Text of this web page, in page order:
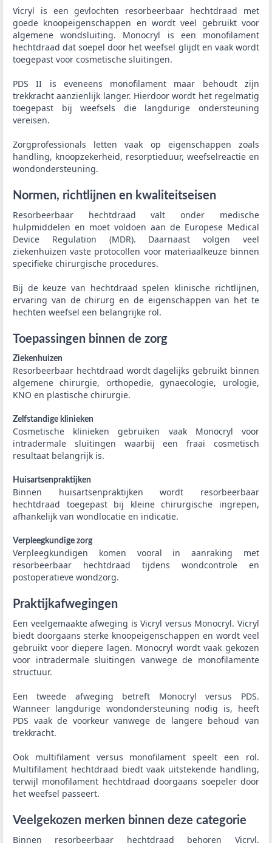
Vicryl is een gevlochten resorbeerbaar hechtdraad met
goede knoopeigenschappen en wordt veel gebruikt voor
algemene wondsluiting. Monocryl is een monofilament
hechtdraad dat soepel door het weefsel glijdt en vaak wordt
toegepast voor cosmetische sluitingen.
PDS II is eveneens monofilament maar behoudt zijn
trekkracht aanzienlijk langer. Hierdoor wordt het regelmatig
toegepast bij weefsels die langdurige ondersteuning
vereisen.
Zorgprofessionals letten vaak op eigenschappen zoals
handling, knoopzekerheid, resorptieduur, weefselreactie en
wondondersteuning.
Normen, richtlijnen en kwaliteitseisen
Resorbeerbaar hechtdraad valt onder medische
hulpmiddelen en moet voldoen aan de Europese Medical
Device Regulation (MDR). Daarnaast volgen veel
ziekenhuizen vaste protocollen voor materiaalkeuze binnen
specifieke chirurgische procedures.
Bij de keuze van hechtdraad spelen klinische richtlijnen,
ervaring van de chirurg en de eigenschappen van het te
hechten weefsel een belangrijke rol.
Toepassingen binnen de zorg
Ziekenhuizen
Resorbeerbaar hechtdraad wordt dagelijks gebruikt binnen
algemene chirurgie, orthopedie, gynaecologie, urologie,
KNO en plastische chirurgie.
Zelfstandige klinieken
Cosmetische klinieken gebruiken vaak Monocryl voor
intradermale sluitingen waarbij een fraai cosmetisch
resultaat belangrijk is.
Huisartsenpraktijken
Binnen huisartsenpraktijken wordt resorbeerbaar
hechtdraad toegepast bij kleine chirurgische ingrepen,
afhankelijk van wondlocatie en indicatie.
Verpleegkundige zorg
Verpleegkundigen komen vooral in aanraking met
resorbeerbaar hechtdraad tijdens wondcontrole en
postoperatieve wondzorg.
Praktijkafwegingen
Een veelgemaakte afweging is Vicryl versus Monocryl. Vicryl
biedt doorgaans sterke knoopeigenschappen en wordt veel
gebruikt voor diepere lagen. Monocryl wordt vaak gekozen
voor intradermale sluitingen vanwege de monofilamente
structuur.
Een tweede afweging betreft Monocryl versus PDS.
Wanneer langdurige wondondersteuning nodig is, heeft
PDS vaak de voorkeur vanwege de langere behoud van
trekkracht.
Ook multifilament versus monofilament speelt een rol.
Multifilament hechtdraad biedt vaak uitstekende handling,
terwijl monofilament hechtdraad doorgaans soepeler door
het weefsel passeert.
Veelgekozen merken binnen deze categorie
Binnen resorbeerbaar hechtdraad behoren Vicryl,